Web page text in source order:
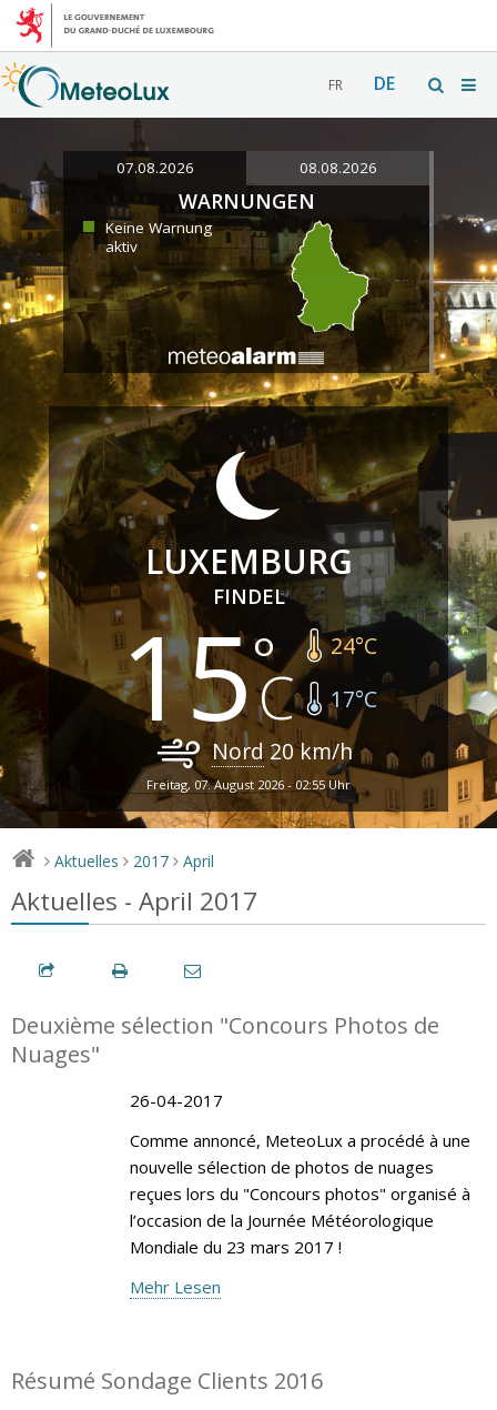
FR DE
07.08.2026 08.08.2026
WARNUNGEN
Keine Warnung
aktiv
LUXEMBURG
FINDEL
15 24°C
17°C
Nord 20km/h
Freitag, 07. August 2026 - 02:55 Uhr
> Aktuelles > 2017 > April
Aktuelles - April 2017
Deuxième sélection "Concours Photos de
Nuages"
26-04-2017
Comme annoncé, MeteoLux a procédé à une
nouvelle sélection de photos de nuages
reçues lors du "Concours photos" organisé à
l’occasion de la Journée Météorologique
Mondiale du 23 mars 2017 !
Mehr Lesen
Résumé Sondage Clients 2016